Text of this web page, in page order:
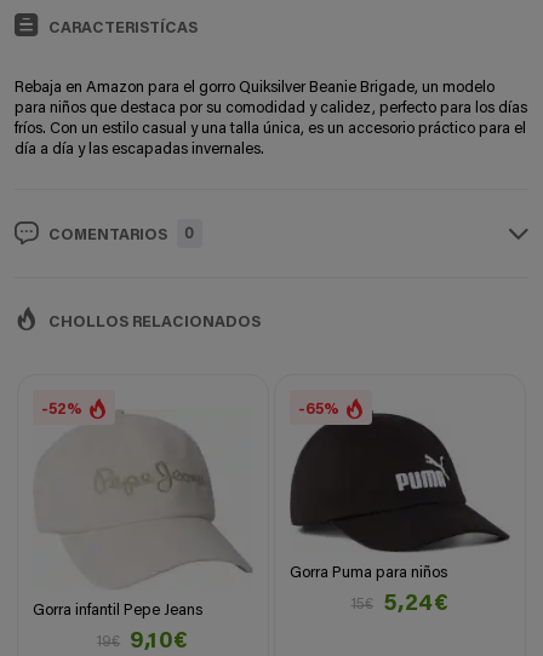
CARACTERISTÍCAS
Rebaja en Amazon para el gorro Quiksilver Beanie Brigade, un modelo
para niños que destaca por su comodidad y calidez, perfecto para los días
fríos. Con un estilo casual y una talla única, es un accesorio práctico para el
día a día y las escapadas invernales.
COMENTARIOS 0
CHOLLOS RELACIONADOS
-52%
Gorra infantil Pepe Jeans
19€
9,10€
-65%
Gorra Puma para niños
15€
5,24€